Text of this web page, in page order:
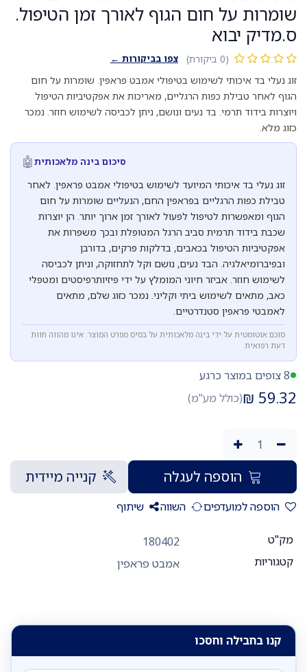
שומרות על חום הגוף לאורך זמן הטיפול.
ס.מדיק יבוא
(0 ביקורת) צפו בביקורות ←
זוג נעלי בד איכותי לשימוש בטיפולי אמבט פראפין. שומרות על חום
הגוף לאחר טבילת כפות הרגליים, מאריכות את אפקטיביות הטיפול
ויוצרות בידוד תרמי. בד נעים ונושם, ניתן לכביסה לשימוש חוזר. נמכר
כזוג מלא.
סיכום בינה מלאכותית🤖
זוג נעלי בד איכותי המיועד לשימוש בטיפולי אמבט פראפין. לאחר
טבילת כפות הרגליים בפראפין החם, הנעליים שומרות על חום
הגוף ומאפשרות לטיפול לפעול לאורך זמן ארוך יותר. הן יוצרות
שכבת בידוד תרמית סביב הרגל המטופלת ובכך משפרות את
אפקטיביות הטיפול בכאבים, בדלקות פרקים, בדורבן
ובפיברומיאלגיה. הבד נעים, נושם וקל לתחזוקה, וניתן לכביסה
לשימוש חוזר. אביזר חיוני המומלץ על ידי פיזיותרפיסטים ומטפלי
כאב, מתאים לשימוש ביתי וקליני. נמכר כזוג שלם, מתאים
לאמבטי פראפין סטנדרטיים.
סוכם אוטומטית על ידי בינה מלאכותית על בסיס מפרט המוצר. אינו מהווה חוות
דעת רפואית.
8 צופים במוצר כרגע
59.32
₪(כולל מע"מ)
הוספה לעגלה קנייה מיידית
הוספה למועדפים השווה שיתוף
מק"ט
180402
קטגוריות
אמבט פראפין
קנו בחבילה וחסכו